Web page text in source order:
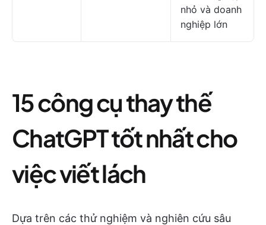
nhỏ và doanh
nghiệp lớn
15 công cụ thay thế
ChatGPT tốt nhất cho
việc viết lách
Dựa trên các thử nghiệm và nghiên cứu sâu